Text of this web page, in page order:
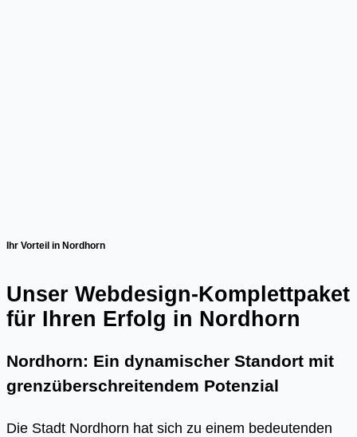
Ihr Vorteil in Nordhorn
Unser Webdesign-Komplettpaket
für Ihren Erfolg in Nordhorn
Nordhorn: Ein dynamischer Standort mit
grenzüberschreitendem Potenzial
Die Stadt Nord­horn hat sich zu einem bedeu­ten­den